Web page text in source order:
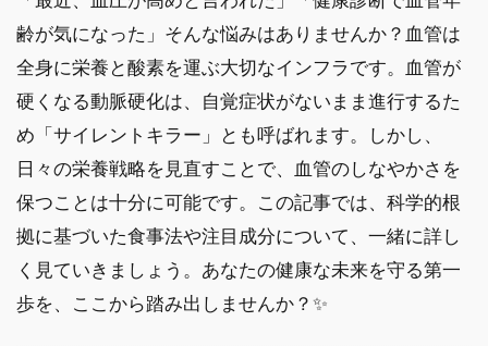
齢が気になった」そんな悩みはありませんか？血管は
全身に栄養と酸素を運ぶ大切なインフラです。血管が
硬くなる動脈硬化は、自覚症状がないまま進行するた
め「サイレントキラー」とも呼ばれます。しかし、
日々の栄養戦略を見直すことで、血管のしなやかさを
保つことは十分に可能です。この記事では、科学的根
拠に基づいた食事法や注目成分について、一緒に詳し
く見ていきましょう。あなたの健康な未来を守る第一
歩を、ここから踏み出しませんか？✨